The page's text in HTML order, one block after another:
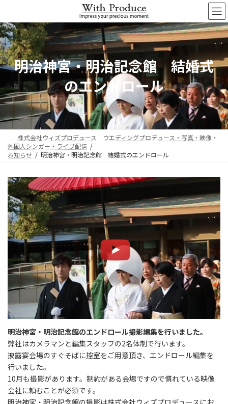
テ
ン
ツ
へ
ス
ッ
プ
ゲ
ー
シ
ョ
ン
移
動
明治神宮・明治記念館 結婚式
のエンドロール
株式会社ウィズプロデュース｜ウエディングプロデュース・写真・映像・
外国人シンガー・ライブ配信
お知らせ
明治神宮・明治記念館 結婚式のエンドロール
明治神宮・明治記念館のエンドロール撮影編集を行いました。
弊社はカメラマンと編集スタッフの2名体制で行います。
披露宴会場のすぐそばに控室をご用意頂き、エンドロール編集を
行いました。
10月も撮影があります。制約がある会場ですので慣れている映像
会社に頼むことが必須です。
明治神宮・明治記念館の撮影は株式会社ウィズプロデュースにお